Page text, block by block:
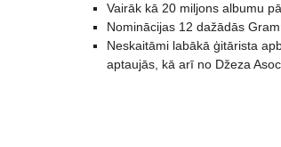
Vairāk kā 20 miljons albumu
Nominācijas 12 dažādās
Neskaitāmi labākā ģitārista
aptaujās, kā arī no Džeza